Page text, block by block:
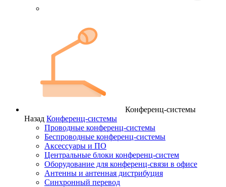
Конференц-системы
Назад Конференц-системы
Проводные конференц-системы
Беспроводные конференц-системы
Аксессуары и ПО
Центральные блоки конференц-систем
Оборудование для конференц-связи в офисе
Антенны и антенная дистрибуция
Синхронный перевод